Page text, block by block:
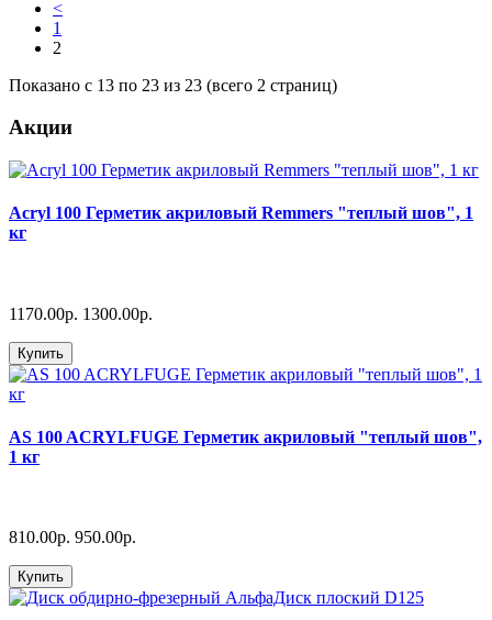
<
1
2
Показано с 13 по 23 из 23 (всего 2 страниц)
Акции
Acryl 100 Герметик акриловый Remmers "теплый шов", 1
кг
1170.00р. 1300.00р.
Купить
AS 100 ACRYLFUGE Герметик акриловый "теплый шов",
1 кг
810.00р. 950.00р.
Купить